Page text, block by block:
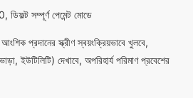
সম্পূর্ণ পেমেন্ট মোডে
প্রদানের স্ক্রীণ স্বয়ংক্রিয়ভাবে খুলবে,
ইউটিলিটি) দেখাবে, অপরিহার্য পরিমাণ প্রবেশের